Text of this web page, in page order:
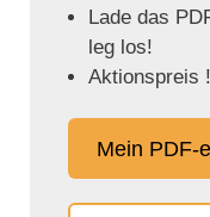
Lade das
leg los!
Aktionspreis !
Mein PDF-